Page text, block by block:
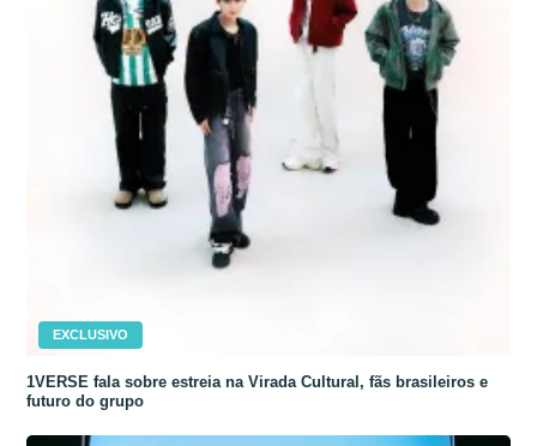
EXCLUSIVO
1VERSE fala sobre estreia na Virada Cultural, fãs brasileiros e
futuro do grupo